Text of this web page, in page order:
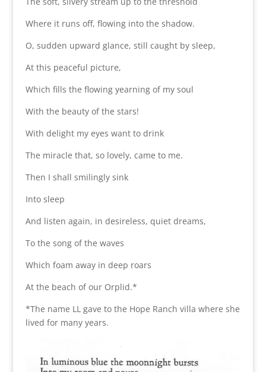
Where it runs off, flowing into the shadow.
O, sudden upward glance, still caught by sleep,
At this peaceful picture,
Which fills the flowing yearning of my soul
With the beauty of the stars!
With delight my eyes want to drink
The miracle that, so lovely, came to me.
Then I shall smilingly sink
Into sleep
And listen again, in desireless, quiet dreams,
To the song of the waves
Which foam away in deep roars
At the beach of our Orplid.*
*The name LL gave to the Hope Ranch villa where she
lived for many years.